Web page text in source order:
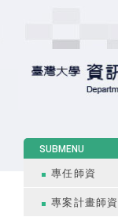
SUBMENU
專任師資
專案計畫師資